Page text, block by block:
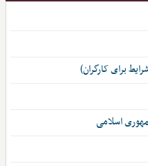
برای کارگران)
اسلامی